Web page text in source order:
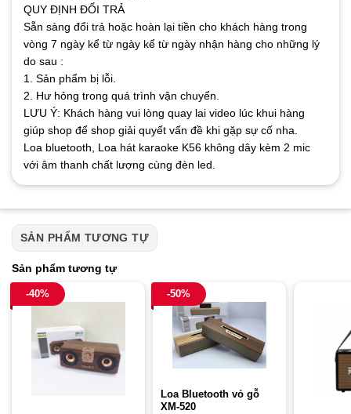
QUY ĐỊNH ĐỔI TRẢ
Sẵn sàng đổi trả hoặc hoàn lại tiền cho khách hàng trong
vòng 7 ngày kể từ ngày kể từ ngày nhận hàng cho những lý
do sau :
1. Sản phẩm bị lỗi.
2. Hư hỏng trong quá trình vận chuyển.
LƯU Ý: Khách hàng vui lòng quay lai video lúc khui hàng
giúp shop để shop giải quyết vấn đề khi gặp sự cố nha.
Loa bluetooth, Loa hát karaoke K56 không dây kèm 2 mic
với âm thanh chất lượng cùng đèn led.
SẢN PHẨM TƯƠNG TỰ
Sản phẩm tương tự
-40% -50%
Loa Bluetooth vỏ gỗ
XM-520